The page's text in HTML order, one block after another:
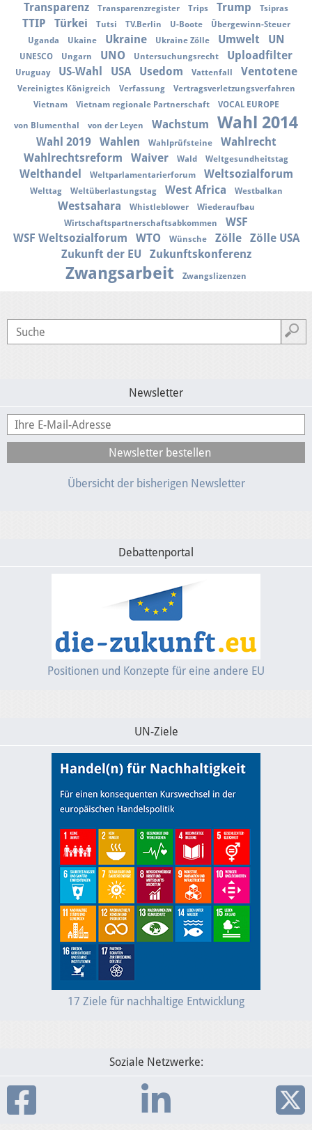
Transparenz Transparenzregister Trips Trump Tsipras
TTIP Türkei Tutsi TV.Berlin U-Boote
Übergewinn-Steuer
Uganda
Ukaine Ukraine Ukraine Zölle Umwelt UN
UNESCO Ungarn UNO Untersuchungsrecht Uploadfilter
Uruguay US-Wahl USA Usedom Vattenfall Ventotene
Vereinigtes Königreich Verfassung
Vertragsverletzungsverfahren
Vietnam
Vietnam regionale Partnerschaft VOCAL EUROPE
von Blumenthal von der Leyen Wachstum Wahl 2014
Wahl 2019 Wahlen Wahlprüfsteine
Wahlrecht
Wahlrechtsreform
Waiver Wald Weltgesundheitstag
Welthandel Weltparlamentarierforum Weltsozialforum
Welttag Weltüberlastungstag West Africa Westbalkan
Westsahara Whistleblower
Wiederaufbau
Wirtschaftspartnerschaftsabkommen
WSF
WSF Weltsozialforum
WTO Wünsche Zölle
Zölle USA
Zukunft der EU
Zukunftskonferenz
Zwangsarbeit Zwangslizenzen
Newsletter
Übersicht der bisherigen Newsletter
Debattenportal
Positionen und Konzepte für eine andere EU
UN-Ziele
17 Ziele für nachhaltige Entwicklung
Soziale Netzwerke: